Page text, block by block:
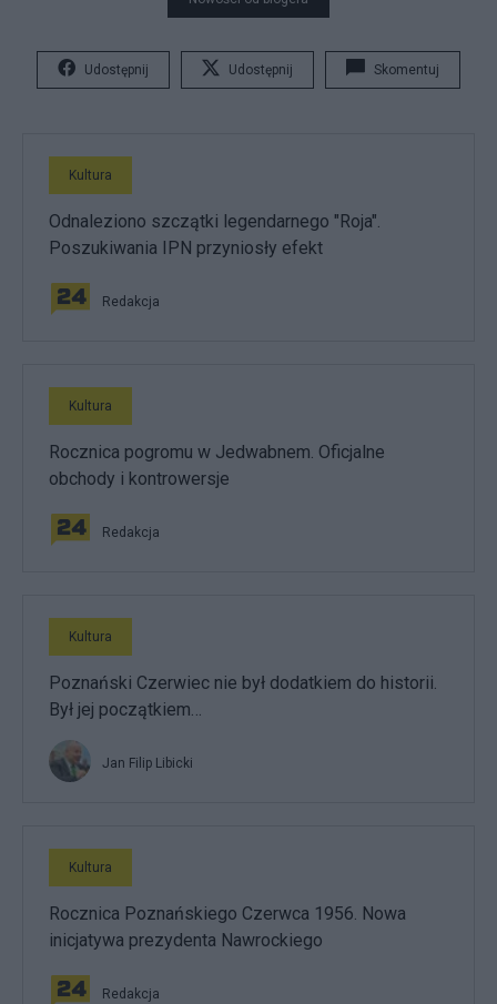
Udostępnij Udostępnij Skomentuj
Kultura
Odnaleziono szczątki legendarnego "Roja".
Poszukiwania IPN przyniosły efekt
Redakcja
Kultura
Rocznica pogromu w Jedwabnem. Oficjalne
obchody i kontrowersje
Redakcja
Kultura
Poznański Czerwiec nie był dodatkiem do historii.
Był jej początkiem…
Jan Filip Libicki
Kultura
Rocznica Poznańskiego Czerwca 1956. Nowa
inicjatywa prezydenta Nawrockiego
Redakcja